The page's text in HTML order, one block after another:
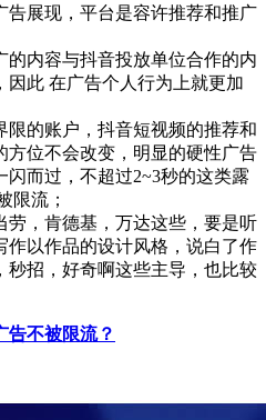
告展现，平台是容许推荐和推广
内容与抖音投放单位合作的内
此 在广告个人行为上就更加
的账户，抖音短视频的推荐和
方位不会改变，明显的硬性广告
而过，不超过2~3秒的这类露
限流；
劳，肯德基，万达这些，要是听
作以作品的设计风格，说白了作
秒招，好奇啊这些主导，也比较
告不被限流？